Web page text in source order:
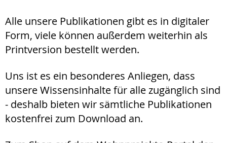
Alle unsere Publikationen gibt es in digitaler
Form, viele können außerdem weiterhin als
Printversion bestellt werden.
Uns ist es ein besonderes Anliegen, dass
unsere Wissensinhalte für alle zugänglich sind
- deshalb bieten wir sämtliche Publikationen
kostenfrei zum Download an.